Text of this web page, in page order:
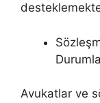
Avukatlar ve